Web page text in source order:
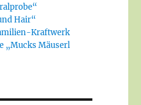
Hair“
Kraftwerk
„Mucks Mäuserl